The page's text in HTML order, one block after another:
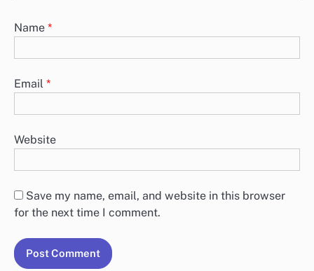
Name *
Email *
Website
Save my name, email, and website in this browser
for the next time I comment.